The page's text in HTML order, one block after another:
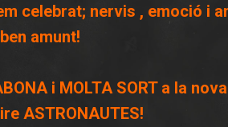
celebrat; nervis , emoció i
amunt!
i MOLTA SORT a la
ASTRONAUTES!